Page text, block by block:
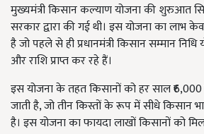
मुख्यमंत्री किसान कल्याण योजना की शुरुआत
सरकार द्वारा की गई थी। इस योजना का लाभ
है जो पहले से ही प्रधानमंत्री किसान सम्मान
और राशि प्राप्त कर रहे हैं।
इस योजना के तहत किसानों को हर साल ₹6,000
जाती है, जो तीन किस्तों के रूप में सीधे किसान
है। इस योजना का फायदा लाखों किसानों को